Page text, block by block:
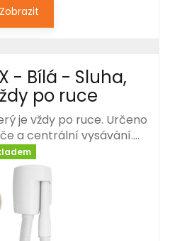
Zobrazit
- Bílá - Sluha,
po ruce
je vždy po ruce. Určeno
a centrální vysávání.…